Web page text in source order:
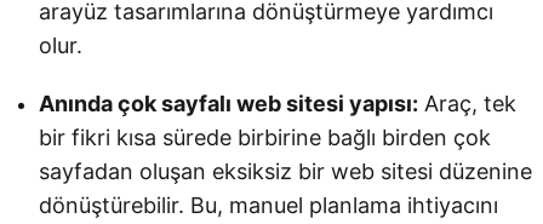
arayüz tasarımlarına dönüştürmeye yardımcı
olur.
Anında çok sayfalı web sitesi yapısı: Araç, tek
bir fikri kısa sürede birbirine bağlı birden çok
sayfadan oluşan eksiksiz bir web sitesi düzenine
dönüştürebilir. Bu, manuel planlama ihtiyacını